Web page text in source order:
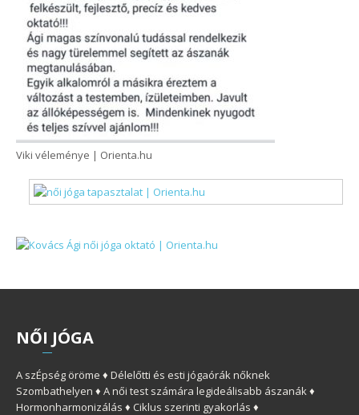
Viki véleménye | Orienta.hu
NŐI JÓGA
A szÉpség öröme ♦ Délelőtti és esti jógaórák nőknek
Szombathelyen ♦ A női test számára legideálisabb ászanák ♦
Hormonharmonizálás ♦ Ciklus szerinti gyakorlás ♦